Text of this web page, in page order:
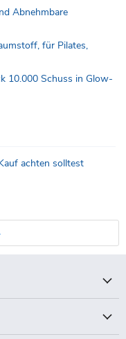
Abnehmbare
für Pilates,
10.000 Schuss in Glow-
achten solltest